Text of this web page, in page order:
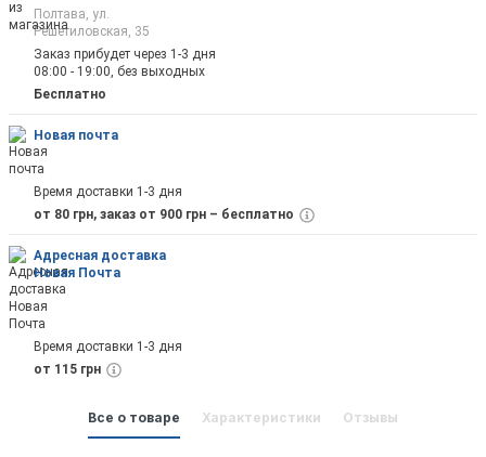
Полтава, ул.
Решетиловская, 35
Заказ прибудет через 1-3 дня
08:00 - 19:00, без выходных
Бесплатно
Новая почта
Время доставки 1-3 дня
от 80 грн, заказ от 900 грн – бесплатно
Адресная доставка
Новая Почта
Время доставки 1-3 дня
от 115 грн
Все о товаре Характеристики Отзывы